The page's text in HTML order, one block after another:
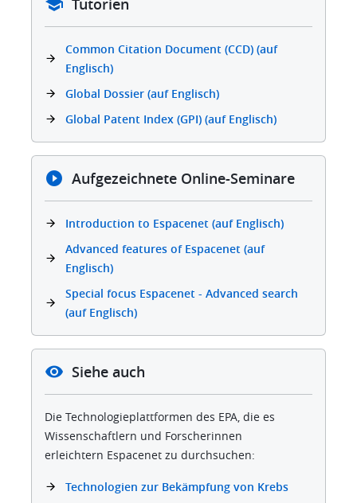
Common Citation Document (CCD) (auf
Englisch)
Global Dossier (auf Englisch)
Global Patent Index (GPI) (auf Englisch)
Aufgezeichnete Online-Seminare
Introduction to Espacenet (auf Englisch)
Advanced features of Espacenet (auf
Englisch)
Special focus Espacenet - Advanced search
(auf Englisch)
Siehe auch
Die Technologieplattformen des EPA, die es
Wissenschaftlern und Forscherinnen
erleichtern Espacenet zu durchsuchen:
Technologien zur Bekämpfung von Krebs